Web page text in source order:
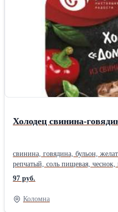
Холодец свинина-
свинина, говядина, бульон,
репчатый, соль пищевая,
ароматическая добавка
глутамат натрия, консервант
97 руб.
Коломна